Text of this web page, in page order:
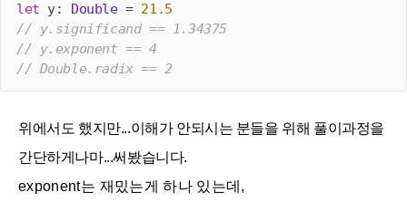
let y: Double = 21.5
// y.significand == 1.34375
// y.exponent == 4
// Double.radix == 2
위에서도 했지만...이해가 안되시는 분들을 위해 풀이과정을
간단하게나마...써봤습니다.
exponent는 재밌는게 하나 있는데,